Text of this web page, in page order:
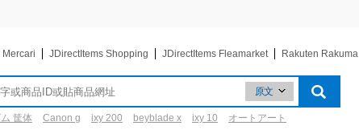
Mercari JDirectItems Shopping JDirectItems Fleamarket Rakuten Rakuma
原文
原文
筐体 Canon g ixy 200 beyblade x ixy 10
オートアート